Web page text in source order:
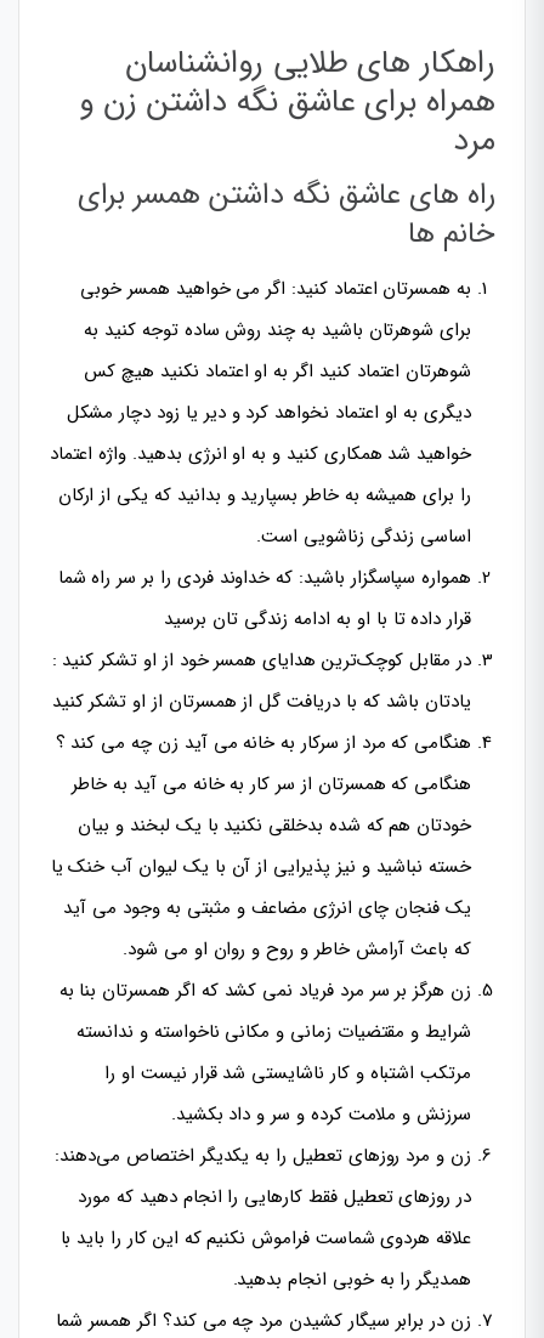
راهکار های طلایی روانشناسان
همراه برای عاشق نگه داشتن زن و
مرد
راه های عاشق نگه داشتن همسر برای
خانم ها
به همسرتان اعتماد کنید: اگر می خواهید همسر خوبی
برای شوهرتان باشید به چند روش ساده توجه کنید به
شوهرتان اعتماد کنید اگر به او اعتماد نکنید هیچ کس
دیگری به او اعتماد نخواهد کرد و دیر یا زود دچار مشکل
خواهید شد همکاری کنید و به او انرژی بدهید. واژه اعتماد
را برای همیشه به خاطر بسپارید و بدانید که یکی از ارکان
اساسی زندگی زناشویی است.
همواره سپاسگزار باشید: که خداوند فردی را بر سر راه شما
قرار داده تا با او به ادامه زندگی تان برسید
در مقابل کوچک‌ترین هدایای همسر خود از او تشکر کنید :
یادتان باشد که با دریافت گل از همسرتان از او تشکر کنید
هنگامی که مرد از سرکار به خانه می آید زن چه می کند ؟
هنگامی که همسرتان از سر کار به خانه می آید به خاطر
خودتان هم که شده بدخلقی نکنید با یک لبخند و بیان
خسته نباشید و نیز پذیرایی از آن با یک لیوان آب خنک یا
یک فنجان چای انرژی مضاعف و مثبتی به وجود می آید
که باعث آرامش خاطر و روح و روان او می شود.
زن هرگز بر سر مرد فریاد نمی کشد که اگر همسرتان بنا به
شرایط و مقتضیات زمانی و مکانی ناخواسته و ندانسته
مرتکب اشتباه و کار ناشایستی شد قرار نیست او را
سرزنش و ملامت کرده و سر و داد بکشید.
زن و مرد روزهای تعطیل را به یکدیگر اختصاص می‌دهند:
در روزهای تعطیل فقط کارهایی را انجام دهید که مورد
علاقه هردوی شماست فراموش نکنیم که این کار را باید با
همدیگر را به خوبی انجام بدهید.
زن در برابر سیگار کشیدن مرد چه می کند؟ اگر همسر شما